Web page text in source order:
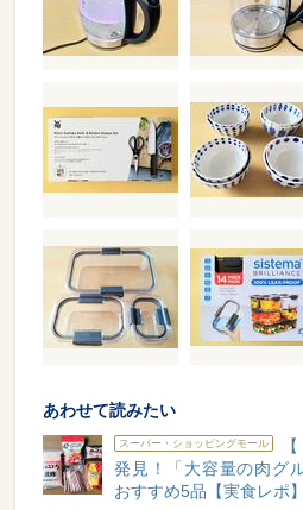
あわせて読みたい
スーパー・ショッピングモール
発見！「大容量の肉グ
おすすめ5品【実食レポ】